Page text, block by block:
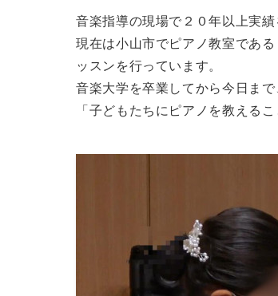
音楽指導の現場で２０年以上実績
現在は小山市でピアノ教室である
ッスンを行っています。
音楽大学を卒業してから今日まで
「子どもたちにピアノを教える